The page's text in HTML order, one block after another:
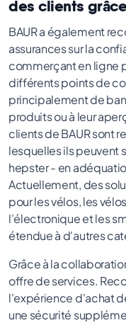
des clients
BAUR a également
assurances sur la
commerçant en ligne
différents points de
principalement de
produits ou à leur
clients de BAUR sont
lesquelles ils peuvent
hepster - en
Actuellement, des
pour les vélos, les
l'électronique et les
étendue à d'autres
Grâce à la
offre de services.
l'expérience d'achat
une sécurité